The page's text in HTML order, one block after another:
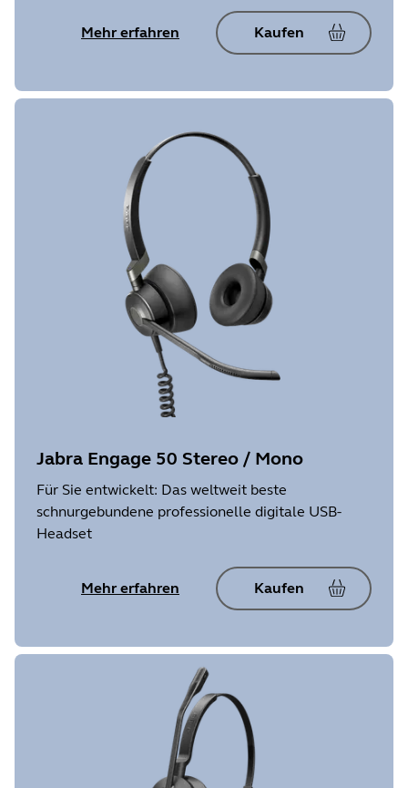
Mehr erfahren Kaufen
Jabra Engage 50 Stereo / Mono
Für Sie entwickelt: Das weltweit beste
schnurgebundene professionelle digitale USB-
Headset
Mehr erfahren Kaufen